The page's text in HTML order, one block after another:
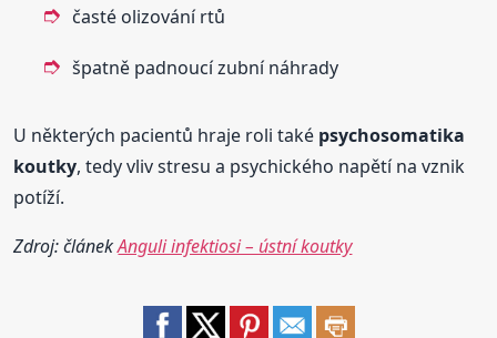
časté olizování rtů
špatně padnoucí zubní náhrady
U některých pacientů hraje roli také psychosomatika
koutky, tedy vliv stresu a psychického napětí na vznik
potíží.
Zdroj: článekAnguli infektiosi – ústní koutky